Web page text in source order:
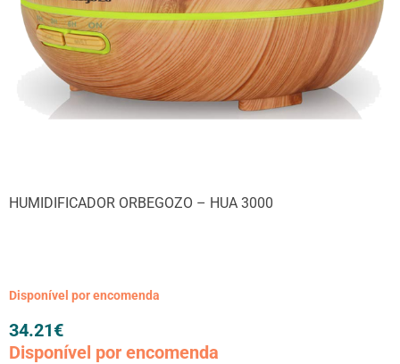
HUMIDIFICADOR ORBEGOZO – HUA 3000
Disponível por encomenda
34.21€
Disponível por encomenda